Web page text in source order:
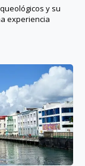
y su
experiencia